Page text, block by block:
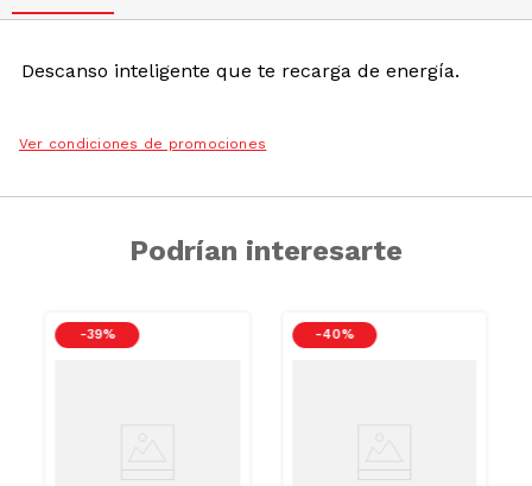
Descanso inteligente que te recarga de energía.
Ver condiciones de promociones
Podrían interesarte
-39 % -40 %